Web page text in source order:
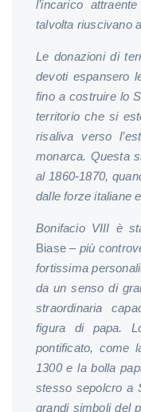
l’incarico
talvolta riuscivano
Le donazioni di
devoti espansero
fino a costruire lo
territorio che si
risaliva verso
monarca. Questa
al 1860-1870,
dalle forze italiane
Bonifacio VIII è
Biase – più
fortissima
da un senso di
straordinaria
figura di papa.
pontificato, come
1300 e la bolla
stesso sepolcro a
grandi simboli del